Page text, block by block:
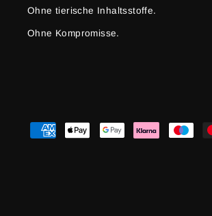
Ohne tierische Inhaltsstoffe.
Ohne Kompromisse.